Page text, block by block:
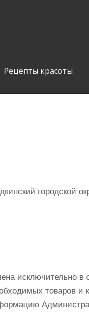
Рецепты красоты
городской
исключительно в
товаров